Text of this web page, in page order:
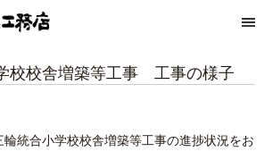
校校舎増築等工事 工事の様子
輪統合小学校校舎増築等工事の進捗状況をお